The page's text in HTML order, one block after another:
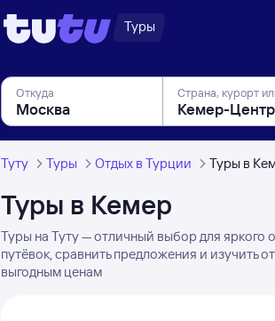
Туры
Откуда Страна, курорт
Туту Туры Отдых в Турции Туры в
Туры в Кемер
Туры на Туту — отличный выбор для
путёвок, сравнить предложения и изучить
выгодным ценам